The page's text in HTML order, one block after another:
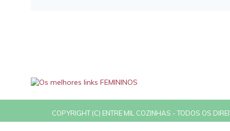
COPYRIGHT (C) ENTRE MIL COZINHAS - TODOS OS